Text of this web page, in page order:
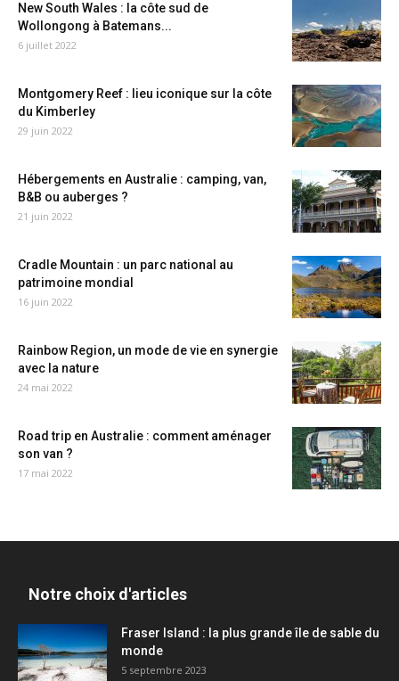
New South Wales : la côte sud de
Wollongong à Batemans...
6 juillet 2022
Montgomery Reef : lieu iconique sur la côte
du Kimberley
29 juin 2022
Hébergements en Australie : camping, van,
B&B ou auberges ?
21 juin 2022
Cradle Mountain : un parc national au
patrimoine mondial
16 juin 2022
Rainbow Region, un mode de vie en synergie
avec la nature
24 mai 2022
Road trip en Australie : comment aménager
son van ?
17 mai 2022
Notre choix d'articles
Fraser Island : la plus grande île de sable du
monde
5 septembre 2023